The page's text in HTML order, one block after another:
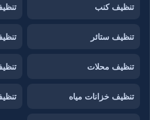
تنظيف كنب
تنظيف ستائر
تنظيف محلات
تنظيف خزانات مياه